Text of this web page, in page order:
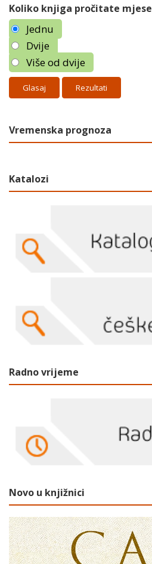
Koliko knjiga pročitate
Jednu
Dvije
Više od dvije
Rezultati
Vremenska prognoza
Katalozi
Radno vrijeme
Novo u knjižnici